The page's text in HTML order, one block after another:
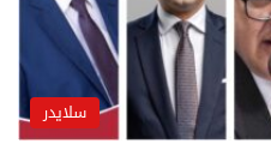
سلايدر